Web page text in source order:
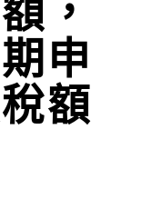
，
申
額